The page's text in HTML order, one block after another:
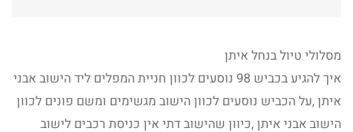
מסלולי טיול בנחל איתן
איך להגיע בכביש 98 נוסעים לכוון חניית המפלים ליד הישוב אבני
איתן ,על הכביש נוסעים לכוון הישוב מגשימים ומשם פונים לכוון
הישוב אבני איתן ,כיוון שהישוב דתי אין כניסת רכבים לישוב